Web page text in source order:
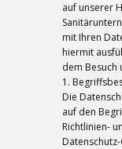
auf unserer
mit Ihren
hiermit
dem Besuch
1.
Die
auf den
Richtlinien-